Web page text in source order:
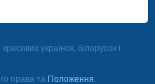
українок, білорусок і
права та Положення.